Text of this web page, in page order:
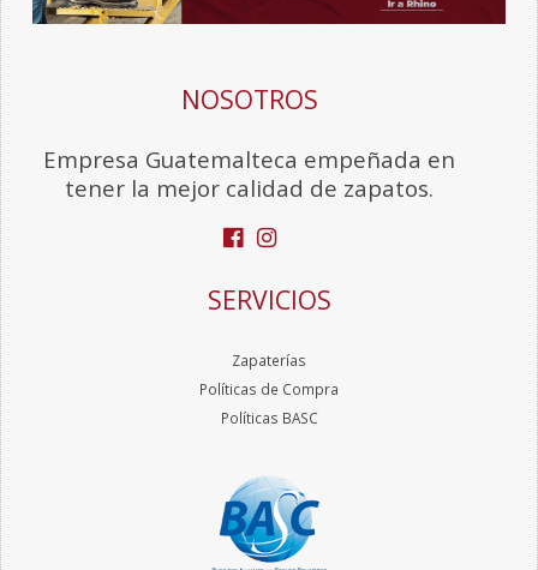
NOSOTROS
Empresa Guatemalteca empeñada en
tener la mejor calidad de zapatos.
SERVICIOS
Zapaterías
Políticas de Compra
Políticas BASC